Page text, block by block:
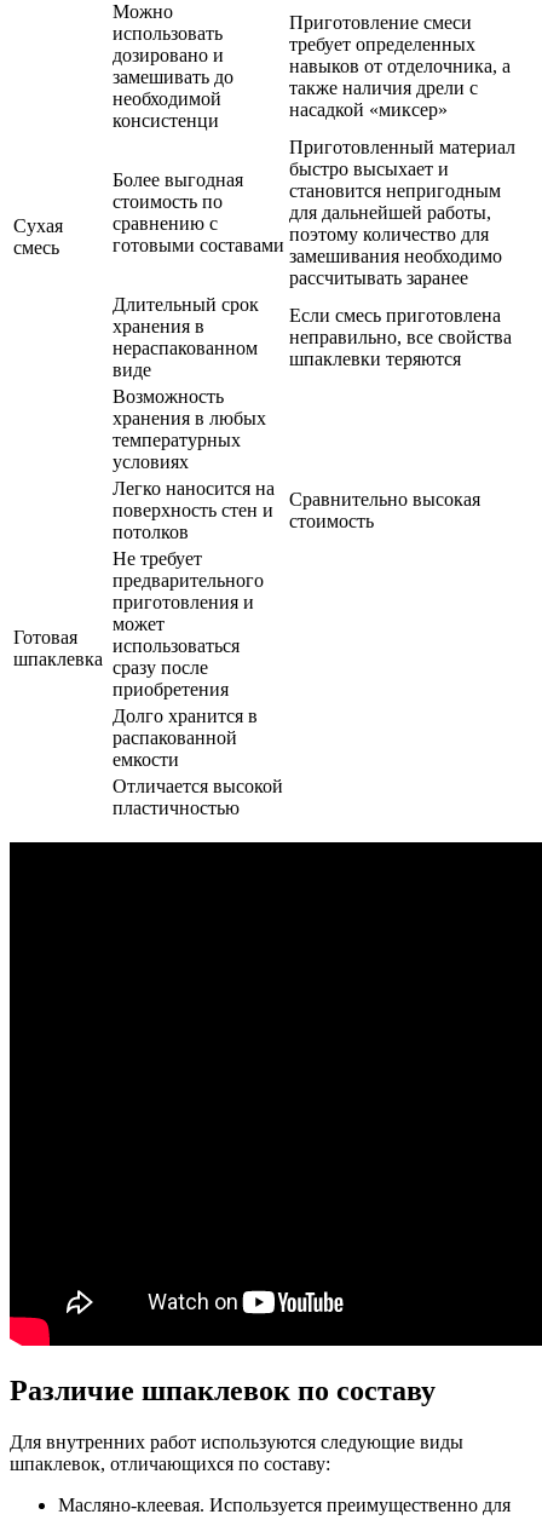
Сухая
смесь
Можно
использовать
дозировано и
замешивать до
необходимой
консистенци
Приготовление смеси
требует определенных
навыков от отделочника, а
также наличия дрели с
насадкой «миксер»
Более выгодная
стоимость по
сравнению с
готовыми составами
Приготовленный материал
быстро высыхает и
становится непригодным
для дальнейшей работы,
поэтому количество для
замешивания необходимо
рассчитывать заранее
Длительный срок
хранения в
нераспакованном
виде
Если смесь приготовлена
неправильно, все свойства
шпаклевки теряются
Возможность
хранения в любых
температурных
условиях
Готовая
шпаклевка
Легко наносится на
поверхность стен и
потолков
Сравнительно высокая
стоимость
Не требует
предварительного
приготовления и
может
использоваться
сразу после
приобретения
Долго хранится в
распакованной
емкости
Отличается высокой
пластичностью
Различие шпаклевок по составу
Для внутренних работ используются следующие виды
шпаклевок, отличающихся по составу:
Масляно-клеевая. Используется преимущественно для